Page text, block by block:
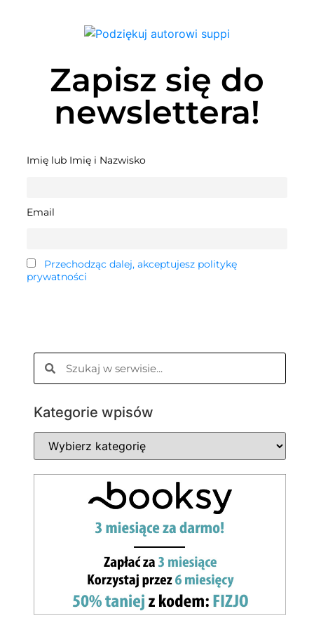
Zapisz się do
newslettera!
Imię lub Imię i Nazwisko
Email
Przechodząc dalej, akceptujesz politykę
prywatności
Kategorie wpisów